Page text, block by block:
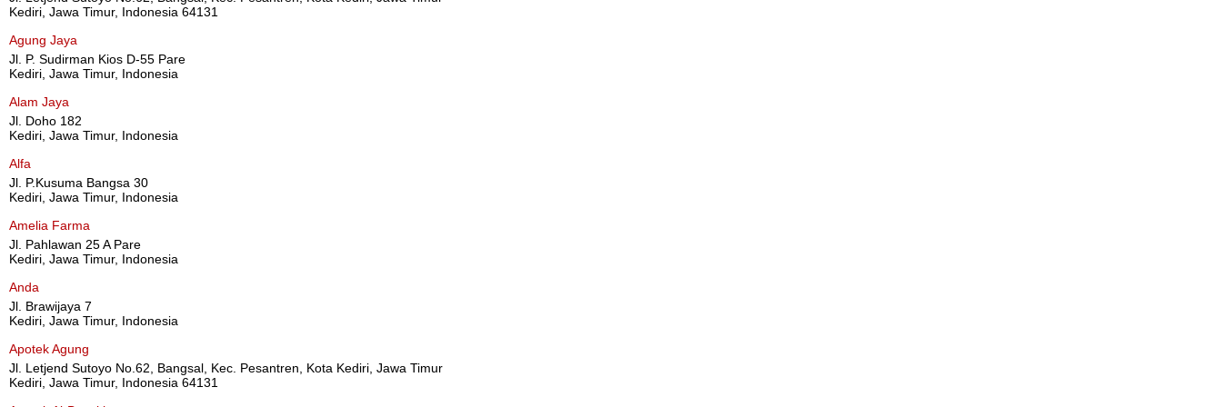
Kediri, Jawa Timur, Indonesia 64131
Agung Jaya
Jl. P. Sudirman Kios D-55 Pare
Kediri, Jawa Timur, Indonesia
Alam Jaya
Jl. Doho 182
Kediri, Jawa Timur, Indonesia
Alfa
Jl. P.Kusuma Bangsa 30
Kediri, Jawa Timur, Indonesia
Amelia Farma
Jl. Pahlawan 25 A Pare
Kediri, Jawa Timur, Indonesia
Anda
Jl. Brawijaya 7
Kediri, Jawa Timur, Indonesia
Apotek Agung
Jl. Letjend Sutoyo No.62, Bangsal, Kec. Pesantren, Kota Kediri, Jawa Timur
Kediri, Jawa Timur, Indonesia 64131